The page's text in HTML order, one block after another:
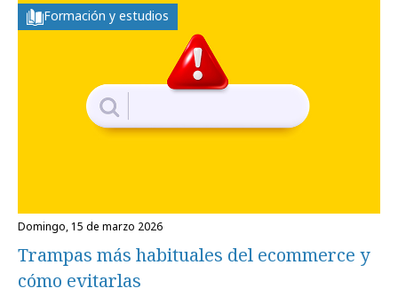
Formación y estudios
domingo, 15 de marzo 2026
Trampas más habituales del ecommerce y
cómo evitarlas